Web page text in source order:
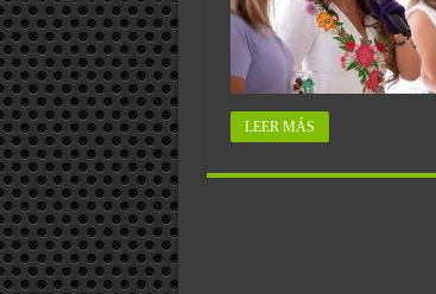
LEER MÁS